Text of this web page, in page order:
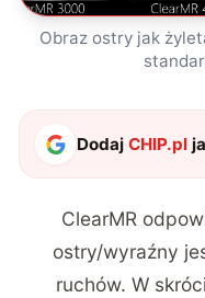
Obraz ostry jak
DodajCHIP.pl
ClearMR
ostry/wyraźny
ruchów. W